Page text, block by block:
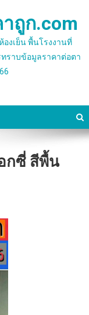
ถูก.com
งเย็น พื้นโรงงานที่
ราบข้อมูลราคาต่อตา
กซี่ สีพื้น